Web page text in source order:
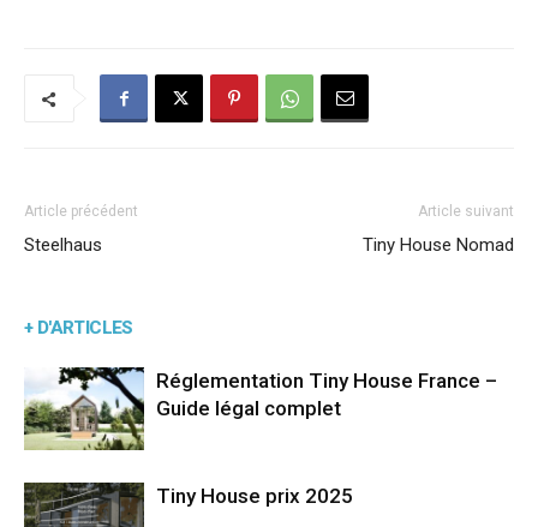
Article précédent
Steelhaus
Article suivant
Tiny House Nomad
+ D'ARTICLES
Réglementation Tiny House France –
Guide légal complet
Tiny House prix 2025